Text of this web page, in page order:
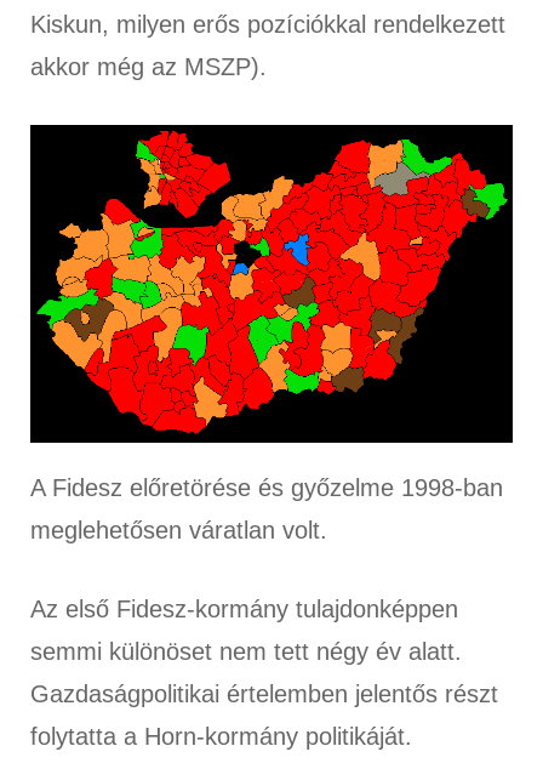
Kiskun, milyen erős pozíciókkal rendelkezett
akkor még az MSZP).
A Fidesz előretörése és győzelme 1998-ban
meglehetősen váratlan volt.
Az első Fidesz-kormány tulajdonképpen
semmi különöset nem tett négy év alatt.
Gazdaságpolitikai értelemben jelentős részt
folytatta a Horn-kormány politikáját.